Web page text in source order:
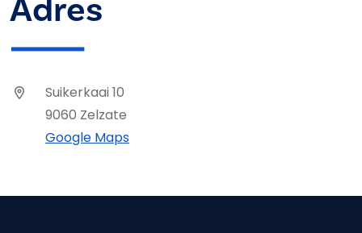
Adres
Suikerkaai 10
9060 Zelzate
Google Maps